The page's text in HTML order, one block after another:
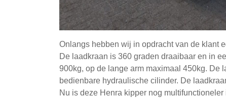
Onlangs hebben wij in opdracht van de klant
De laadkraan is 360 graden draaibaar en in
900kg, op de lange arm maximaal 450kg. De
bedienbare hydraulische cilinder. De
Nu is deze Henra kipper nog multifunctioneler